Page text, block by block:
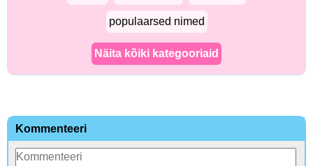
populaarsed nimed
Näita kõiki kategooriaid
Kommenteeri